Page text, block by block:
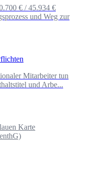
€ / 45.934 €
und Weg zur
Mitarbeiter tun
und Arbe...
Karte